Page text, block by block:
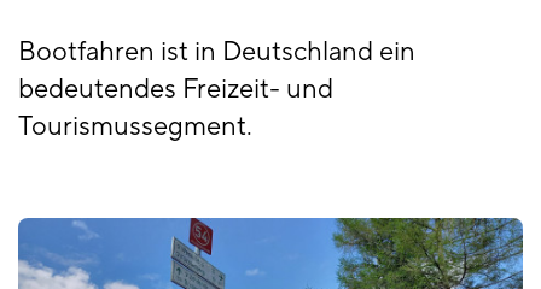
Bootfahren ist in Deutschland ein
bedeutendes Freizeit- und
Tourismussegment.